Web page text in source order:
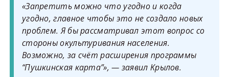
«Запретить можно что угодно и когда
угодно, главное чтобы это не создало новых
проблем. Я бы рассматривал этот вопрос со
стороны окультуривания населения.
Возможно, за счёт расширения программы
“Пушкинская карта”», — заявил Крылов.